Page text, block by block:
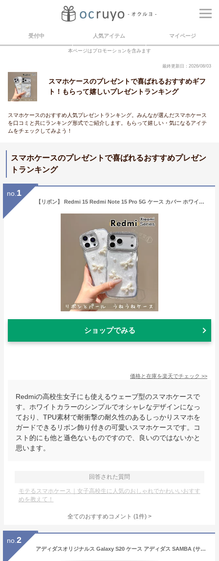
受付中 人気アイテム マイページ
本ページはプロモーションを含みます
最終更新日：2026/08/03
スマホケースのプレゼントで喜ばれるおすすめギフ
ト！もらって嬉しいプレゼントランキング
スマホケースのおすすめ人気プレゼントランキング。みんなが選んだスマホケース
を口コミと共にランキング形式でご紹介します。もらって嬉しい・気になるアイテ
ムをチェックしてみよう！
スマホケースのプレゼントで喜ばれるおすすめプレゼン
トランキング
no. 1
【リボン】 Redmi 15 Redmi Note 15 Pro 5G ケース カバー ホワイト パール ウェーブ型 わく 枠 クリア シャオミー POCO F7 F8 X7 Pro M8 携帯カバー ケース うねうね なみなみ 大人おしゃれ 高級感 Redmi14C Redmi15 5G ケース 大人可愛い 韓国 リボン 可愛い かわいい
ショップでみる
価格と在庫を楽天でチェック >>
Redmiの高校生女子にも使えるウェーブ型のスマホケースで
す。ホワイトカラーのシンプルでオシャレなデザインになっ
ており、TPU素材で耐衝撃の耐久性のあるしっかりスマホを
ガードできるリボン飾り付きの可愛いスマホケースです。コ
スト的にも他と遜色ないものですので、良いのではないかと
思います。
回答された質問
モテるスマホケース｜女子高校生に人気のおしゃれでかわいいおすす
めを教えて！
全てのおすすめコメント (1件) >
no. 2
アディダスオリジナルス Galaxy S20 ケース アディダス SAMBA (サンバ) ブラック [adidas FW20 for Galaxy S20 black/white SAMBA]